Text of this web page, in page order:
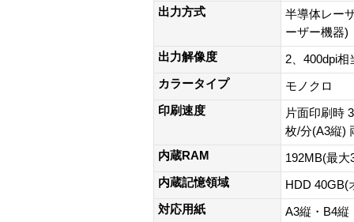
出力方式
半導体レー
ーザー機器)
出力解像度
2、400dpi相
カラータイプ
モノクロ
印刷速度
片面印刷時
枚/分(A3縦)
内蔵RAM
192MB(最大
内蔵記憶領域
HDD 40GB(
対応用紙
A3縦・B4縦